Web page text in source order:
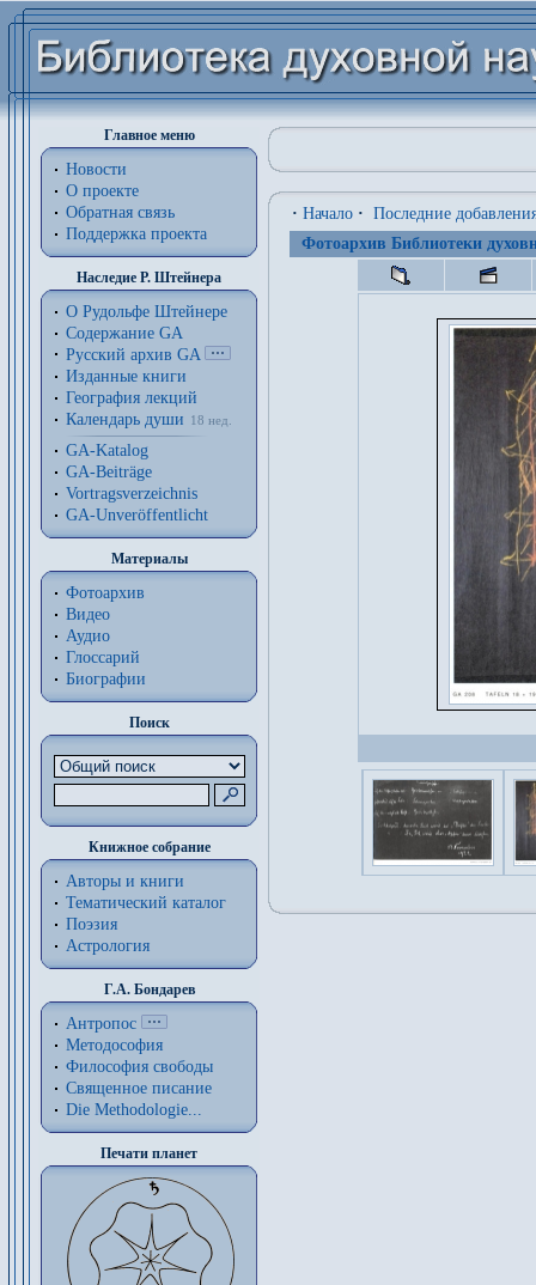
Главное меню
Новости
О проекте
Обратная связь
Поддержка проекта
Наследие Р. Штейнера
О Рудольфе Штейнере
Содержание GA
Русский архив GA
Изданные книги
География лекций
Календарь души
18 нед.
GA-Katalog
GA-Beiträge
Vortragsverzeichnis
GA-Unveröffentlicht
Материалы
Фотоархив
Видео
Аудио
Глоссарий
Биографии
Поиск
Книжное собрание
Авторы и книги
Тематический каталог
Поэзия
Астрология
Г.А. Бондарев
Антропос
Методософия
Философия cвободы
Священное писание
Die Methodologie...
Печати планет
· Начало · Последние
Фотоархив Библиотеки